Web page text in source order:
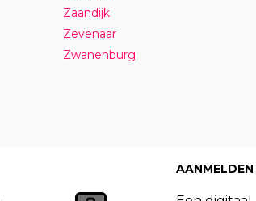
Zaandijk
Zevenaar
Zwanenburg
AANMELDEN